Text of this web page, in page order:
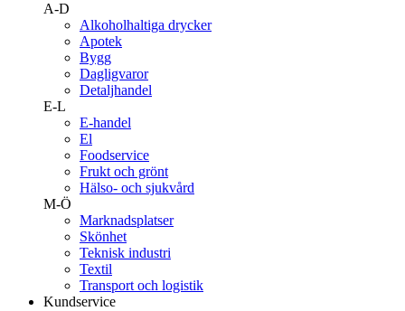
A-D
Alkoholhaltiga drycker
Apotek
Bygg
Dagligvaror
Detaljhandel
E-L
E-handel
El
Foodservice
Frukt och grönt
Hälso- och sjukvård
M-Ö
Marknadsplatser
Skönhet
Teknisk industri
Textil
Transport och logistik
Kundservice